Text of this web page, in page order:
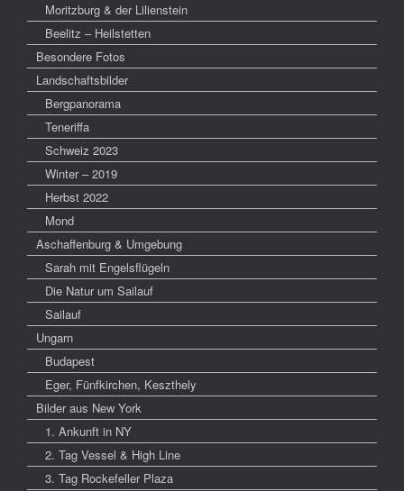
Moritzburg & der Lilienstein
Beelitz – Heilstetten
Besondere Fotos
Landschaftsbilder
Bergpanorama
Teneriffa
Schweiz 2023
Winter – 2019
Herbst 2022
Mond
Aschaffenburg & Umgebung
Sarah mit Engelsflügeln
Die Natur um Sailauf
Sailauf
Ungarn
Budapest
Eger, Fünfkirchen, Keszthely
Bilder aus New York
1. Ankunft in NY
2. Tag Vessel & High Line
3. Tag Rockefeller Plaza